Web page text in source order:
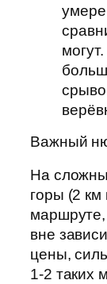
Важный
На
горы (2
вне
цены,
1-2 таких